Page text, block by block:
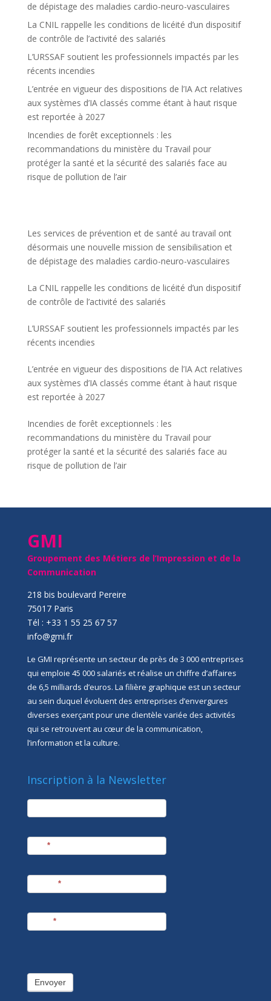
de dépistage des maladies cardio-neuro-vasculaires
La CNIL rappelle les conditions de licéité d’un dispositif
de contrôle de l’activité des salariés
L’URSSAF soutient les professionnels impactés par les
récents incendies
L’entrée en vigueur des dispositions de l’IA Act relatives
aux systèmes d’IA classés comme étant à haut risque
est reportée à 2027
Incendies de forêt exceptionnels : les
recommandations du ministère du Travail pour
protéger la santé et la sécurité des salariés face au
risque de pollution de l’air
Les services de prévention et de santé au travail ont
désormais une nouvelle mission de sensibilisation et
de dépistage des maladies cardio-neuro-vasculaires
La CNIL rappelle les conditions de licéité d’un dispositif
de contrôle de l’activité des salariés
L’URSSAF soutient les professionnels impactés par les
récents incendies
L’entrée en vigueur des dispositions de l’IA Act relatives
aux systèmes d’IA classés comme étant à haut risque
est reportée à 2027
Incendies de forêt exceptionnels : les
recommandations du ministère du Travail pour
protéger la santé et la sécurité des salariés face au
risque de pollution de l’air
GMI
Groupement des Métiers de l’Impression et de la
Communication
218 bis boulevard Pereire
75017 Paris
Tél : +33 1 55 25 67 57
info@gmi.fr
Le GMI représente un secteur de près de 3 000 entreprises
qui emploie 45 000 salariés et réalise un chiffre d’affaires
de 6,5 milliards d’euros. La filière graphique est un secteur
au sein duquel évoluent des entreprises d’envergures
diverses exerçant pour une clientèle variée des activités
qui se retrouvent au cœur de la communication,
l’information et la culture.
Inscription à la Newsletter
newsletter
*
*
*
Envoyer